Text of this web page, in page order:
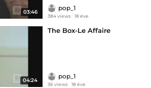
03:46
pop_1
384 views 18 éve
04:24
The Box-Le Affaire
pop_1
36 views 18 éve